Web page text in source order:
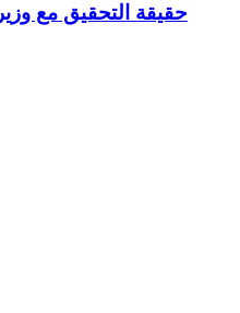
حقيقة التحقيق مع